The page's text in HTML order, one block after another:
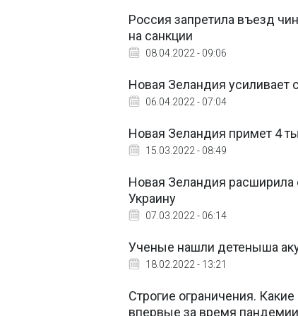
Россия запретила въезд
на санкции
08.04.2022 - 09:06
Новая Зеландия усиливает
06.04.2022 - 07:04
Новая Зеландия примет 4
15.03.2022 - 08:49
Новая Зеландия расширила
Украину
07.03.2022 - 06:14
Ученые нашли детеныша
18.02.2022 - 13:21
Строгие ограничения.
впервые за время пандемии